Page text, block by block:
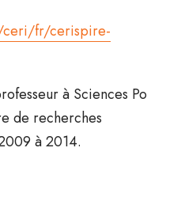
ceri/fr/cerispire-
à Sciences Po
de recherches
à 2014.